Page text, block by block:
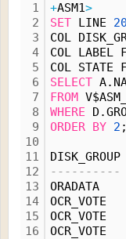
1
2
3
4
5
6
7
8
9
10
11
12
13
14
15
16
+ASM1>
SET LINE
COL
COL LABEL
COL STATE
SELECT
FROM
WHERE
ORDER BY 2 ;
----------
ORADATA
OCR_VOTE
OCR_VOTE
OCR_VOTE